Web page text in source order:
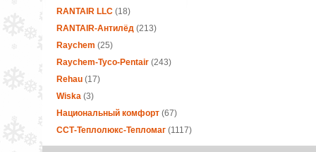
RANTAIR LLC(18)
RANTAIR-Антилёд(213)
Raychem (25)
Raychem-Tyco-Pentair (243)
Rehau(17)
Wiska(3)
Национальный комфорт(67)
ССТ-Теплолюкс-Тепломаг(1117)